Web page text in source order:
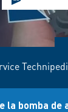
la bomba de